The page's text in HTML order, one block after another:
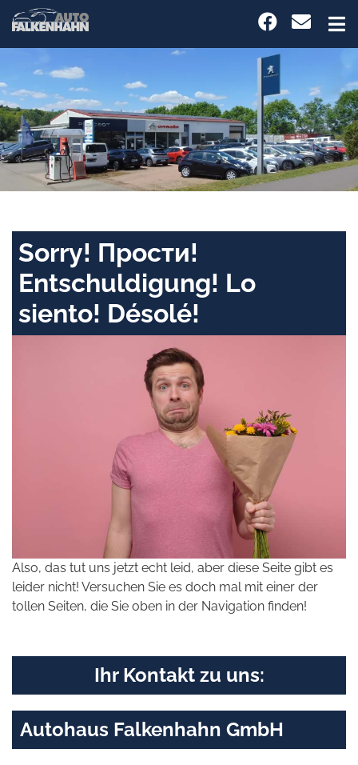
Sorry! Прости!
Entschuldigung! Lo
siento! Désolé!
Also, das tut uns jetzt echt leid, aber diese Seite gibt es
leider nicht! Versuchen Sie es doch mal mit einer der
tollen Seiten, die Sie oben in der Navigation finden!
Ihr Kontakt zu uns:
Autohaus Falkenhahn GmbH